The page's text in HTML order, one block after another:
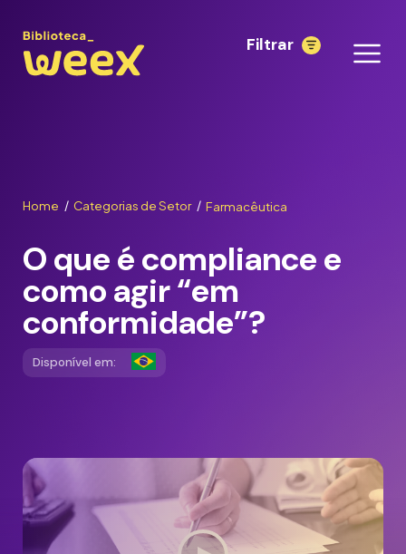
Filtrar
Home / Categorias de Setor / Farmacêutica
O que é compliance e
como agir “em
conformidade”?
Disponível em: